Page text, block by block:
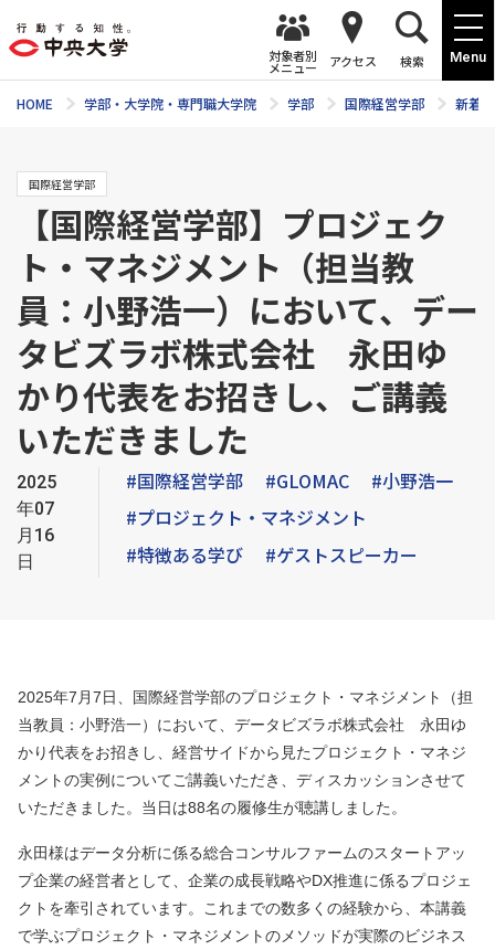
Menu
対象者別
メニュー アクセス 検索
HOME 学部・大学院・専門職大学院 学部 国際経営学部 新着
国際経営学部
【国際経営学部】プロジェク
ト・マネジメント（担当教
員：小野浩一）において、デー
タビズラボ株式会社 永田ゆ
かり代表をお招きし、ご講義
いただきました
2025
年07
月16
日
#国際経営学部 #GLOMAC
#小野浩一
#プロジェクト・マネジメント
#特徴ある学び
#ゲストスピーカー
2025年7月7日、国際経営学部のプロジェクト・マネジメント（担
当教員：小野浩一）において、データビズラボ株式会社 永田ゆ
かり代表をお招きし、経営サイドから見たプロジェクト・マネジ
メントの実例についてご講義いただき、ディスカッションさせて
いただきました。当日は88名の履修生が聴講しました。
永田様はデータ分析に係る総合コンサルファームのスタートアッ
プ企業の経営者として、企業の成長戦略やDX推進に係るプロジェ
クトを牽引されています。これまでの数多くの経験から、本講義
で学ぶプロジェクト・マネジメントのメソッドが実際のビジネス